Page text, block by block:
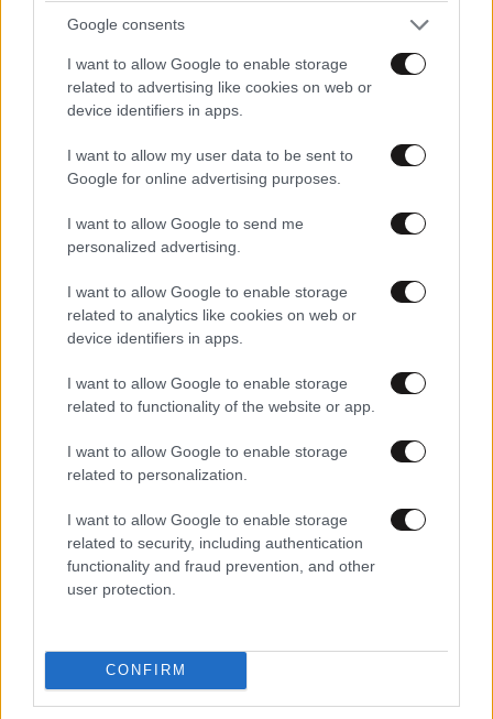
Google consents
I want to allow Google to enable storage
related to advertising like cookies on web or
device identifiers in apps.
I want to allow my user data to be sent to
Google for online advertising purposes.
I want to allow Google to send me
personalized advertising.
I want to allow Google to enable storage
related to analytics like cookies on web or
device identifiers in apps.
I want to allow Google to enable storage
related to functionality of the website or app.
I want to allow Google to enable storage
related to personalization.
I want to allow Google to enable storage
related to security, including authentication
functionality and fraud prevention, and other
user protection.
CONFIRM
Νέα αρχεία και βίντεο με UFO δημοσίευσε το
αμερικανικό Πεντάγωνο: Οι «ψυχρές σφαίρες»
και το γιγάντιο τρίγωνο